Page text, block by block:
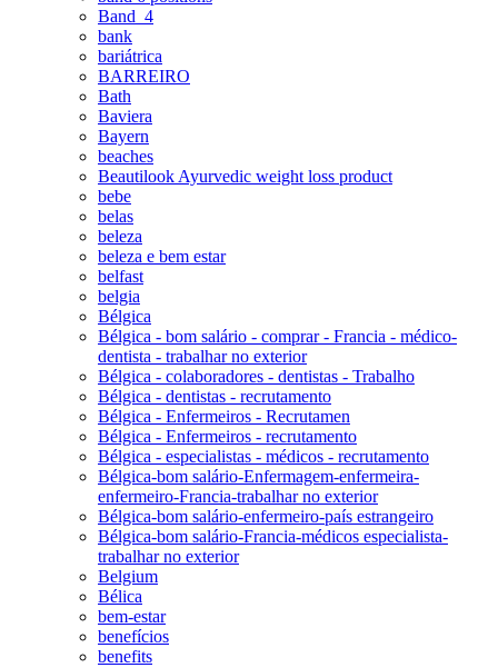
Band_4
bank
bariátrica
BARREIRO
Bath
Baviera
Bayern
beaches
Beautilook Ayurvedic weight loss product
bebe
belas
beleza
beleza e bem estar
belfast
belgia
Bélgica
Bélgica - bom salário - comprar - Francia - médico-
dentista - trabalhar no exterior
Bélgica - colaboradores - dentistas - Trabalho
Bélgica - dentistas - recrutamento
Bélgica - Enfermeiros - Recrutamen
Bélgica - Enfermeiros - recrutamento
Bélgica - especialistas - médicos - recrutamento
Bélgica-bom salário-Enfermagem-enfermeira-
enfermeiro-Francia-trabalhar no exterior
Bélgica-bom salário-enfermeiro-país estrangeiro
Bélgica-bom salário-Francia-médicos especialista-
trabalhar no exterior
Belgium
Bélica
bem-estar
benefícios
benefits